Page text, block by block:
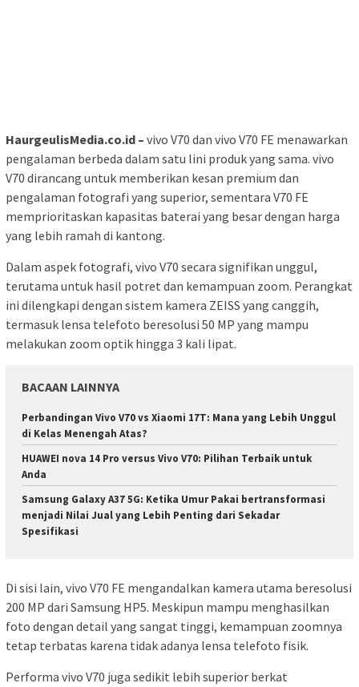
HaurgeulisMedia.co.id – vivo V70 dan vivo V70 FE menawarkan
pengalaman berbeda dalam satu lini produk yang sama. vivo
V70 dirancang untuk memberikan kesan premium dan
pengalaman fotografi yang superior, sementara V70 FE
memprioritaskan kapasitas baterai yang besar dengan harga
yang lebih ramah di kantong.
Dalam aspek fotografi, vivo V70 secara signifikan unggul,
terutama untuk hasil potret dan kemampuan zoom. Perangkat
ini dilengkapi dengan sistem kamera ZEISS yang canggih,
termasuk lensa telefoto beresolusi 50 MP yang mampu
melakukan zoom optik hingga 3 kali lipat.
BACAAN LAINNYA
Perbandingan Vivo V70 vs Xiaomi 17T: Mana yang Lebih Unggul
di Kelas Menengah Atas?
HUAWEI nova 14 Pro versus Vivo V70: Pilihan Terbaik untuk
Anda
Samsung Galaxy A37 5G: Ketika Umur Pakai bertransformasi
menjadi Nilai Jual yang Lebih Penting dari Sekadar
Spesifikasi
Di sisi lain, vivo V70 FE mengandalkan kamera utama beresolusi
200 MP dari Samsung HP5. Meskipun mampu menghasilkan
foto dengan detail yang sangat tinggi, kemampuan zoomnya
tetap terbatas karena tidak adanya lensa telefoto fisik.
Performa vivo V70 juga sedikit lebih superior berkat